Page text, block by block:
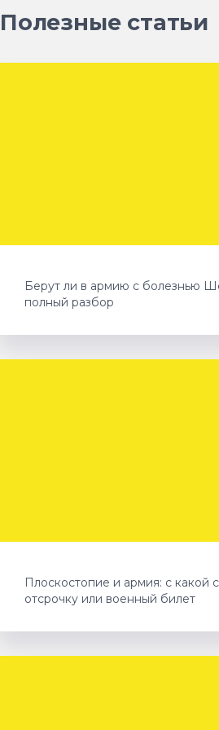
Полезные статьи
Берут ли в армию с болезнью
полный разбор
Плоскостопие и армия: с какой
отсрочку или военный билет